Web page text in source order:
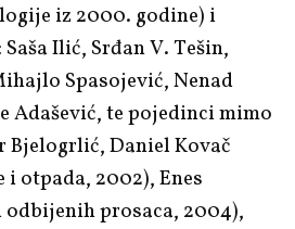
iz 2000. godine) i
Saša Ilić, Srđan V. Tešin,
Spasojević,Nenad
Adašević, te pojedinci mimo
Bjelogrlić,Daniel Kovač
i otpada, 2002),Enes
odbijenih prosaca, 2004),